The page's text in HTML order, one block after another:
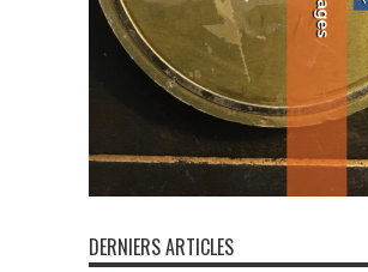
DERNIERS ARTICLES